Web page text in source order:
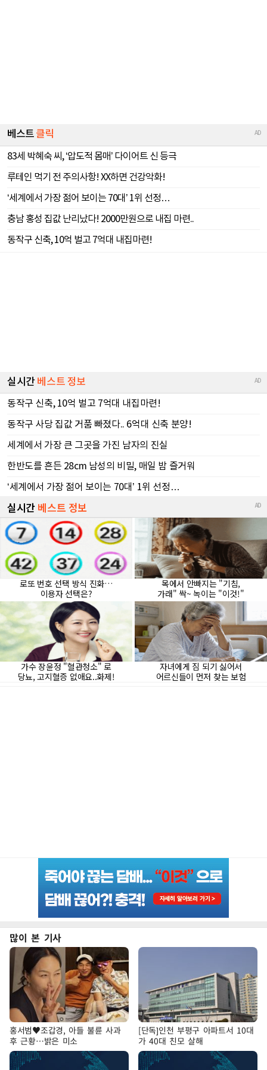
많이 본 기사
홍서범♥조갑경, 아들 불륜 사과
후 근황…밝은 미소
[단독]인천 부평구 아파트서 10대
가 40대 친모 살해